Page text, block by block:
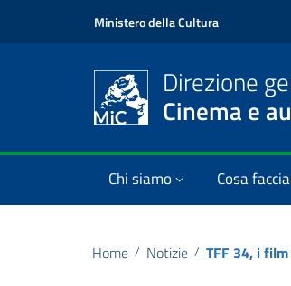
Ministero della Cultura
Direzione
Cinema e
Chi siamo Cosa
Home / Notizie / TFF 34, i